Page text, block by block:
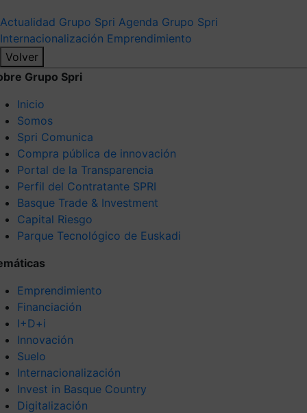
Actualidad Grupo Spri Agenda Grupo Spri
Internacionalización Emprendimiento
Volver
Grupo Spri
Inicio
Somos
Spri Comunica
Compra pública de innovación
Portal de la Transparencia
Perfil del Contratante SPRI
Basque Trade & Investment
Capital Riesgo
Parque Tecnológico de Euskadi
Emprendimiento
Financiación
I+D+i
Innovación
Suelo
Internacionalización
Invest in Basque Country
Digitalización